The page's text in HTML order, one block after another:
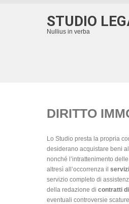
STUDIO
Nullius in verba
DIRITTO
Lo Studio presta la propria
desiderano acquistare beni
nonché l’intrattenimento
altresì all’occorrenza il
servizio completo di
della redazione di contratti
eventuali controversie